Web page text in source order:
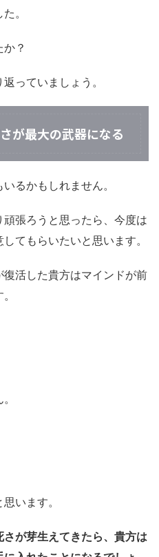
。
？
っていましょう。
が最大の武器になる
るかもしれません。
張ろうと思ったら、今度は
てもらいたいと思います。
活した貴方はマインドが前
います。
さが芽生えてきたら、貴方は